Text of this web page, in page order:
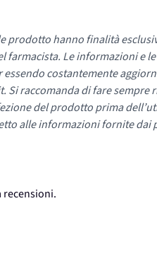
prodotto hanno finalità
farmacista. Le informazioni e
costantemente
Si raccomanda di fare
del prodotto prima
alle informazioni fornite dai